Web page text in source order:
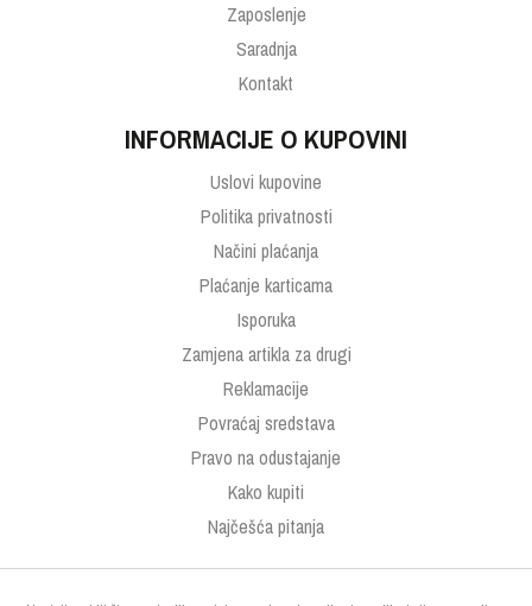
Zaposlenje
Saradnja
Kontakt
INFORMACIJE O KUPOVINI
Uslovi kupovine
Politika privatnosti
Načini plaćanja
Plaćanje karticama
Isporuka
Zamjena artikla za drugi
Reklamacije
Povraćaj sredstava
Pravo na odustajanje
Kako kupiti
Najčešća pitanja